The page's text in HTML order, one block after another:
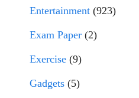
Entertainment (923)
Exam Paper (2)
Exercise (9)
Gadgets (5)